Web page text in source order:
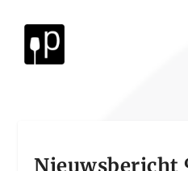
Nieuwsbericht